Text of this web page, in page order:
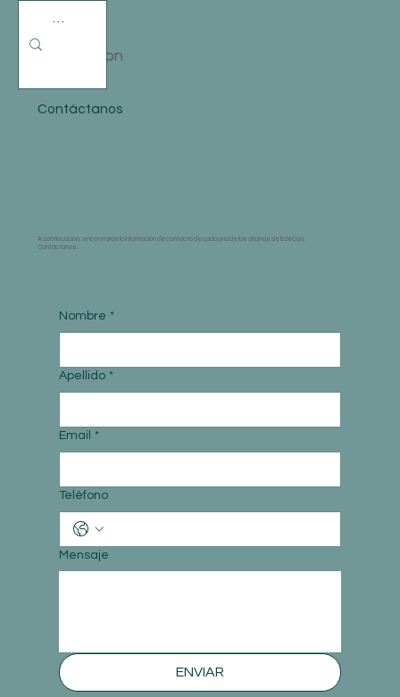
EdeCon
Contáctanos
A continuación, encontrarás la información de contacto de cada una de las oficinas de EdeCon.
Contáctanos.
Nombre *
Apellido *
Email *
Teléfono
Mensaje
ENVIAR